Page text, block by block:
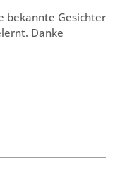
bekannte Gesichter
Danke